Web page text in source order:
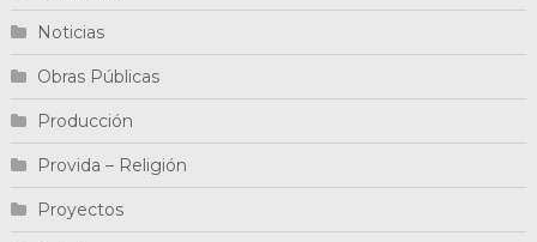
Noticias
Obras Públicas
Producción
Provida – Religión
Proyectos